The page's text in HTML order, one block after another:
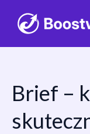
PrzejdźBrief –